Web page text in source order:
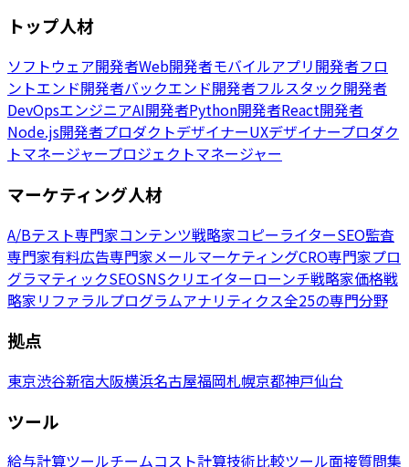
トップ人材
ソフトウェア開発者Web開発者モバイルアプリ開発者フロ
ントエンド開発者バックエンド開発者フルスタック開発者
DevOpsエンジニアAI開発者Python開発者React開発者
Node.js開発者プロダクトデザイナーUXデザイナープロダク
トマネージャープロジェクトマネージャー
マーケティング人材
A/Bテスト専門家コンテンツ戦略家コピーライターSEO監査
専門家有料広告専門家メールマーケティングCRO専門家プロ
グラマティックSEOSNSクリエイターローンチ戦略家価格戦
略家リファラルプログラムアナリティクス全25の専門分野
拠点
東京渋谷新宿大阪横浜名古屋福岡札幌京都神戸仙台
ツール
給与計算ツールチームコスト計算技術比較ツール面接質問集